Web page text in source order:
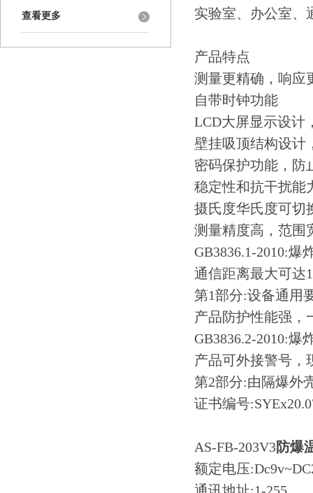
查看更多
实验室、办公室、
产品特点
测量更精确，响应
自带时钟功能
LCD大屏显示设计
壁挂吸顶结构设计
密码保护功能，防
稳定性和抗干扰能
摄氏度华氏度可切
测量精度高，范围
GB3836.1-2010:爆
通信距离最大可达
第1部分:设备通用
产品防护性能强，
GB3836.2-2010:爆
产品可外接警号，
第2部分:由隔爆外
证书编号
AS-FB-203V3防爆
额定电压